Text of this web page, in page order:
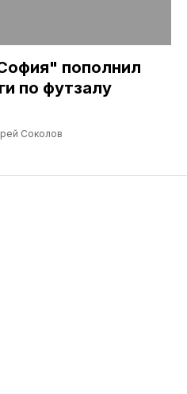
пополнил
по футзалу
Соколов